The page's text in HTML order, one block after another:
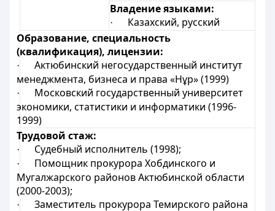
Владение языками:
·
Казахский, русский
Образование, специальность
(квалификация), лицензии:
·
Актюбинский негосударственный институт
менеджмента, бизнеса и права «Нұр» (1999)
·
Московский государственный университет
экономики, статистики и информатики (1996-
1999)
Трудовой стаж:
· Судебный исполнитель (1998);
·
Помощник прокурора Хобдинского и
Мугалжарского районов Актюбинской области
(2000-2003);
·
Заместитель прокурора Темирского района